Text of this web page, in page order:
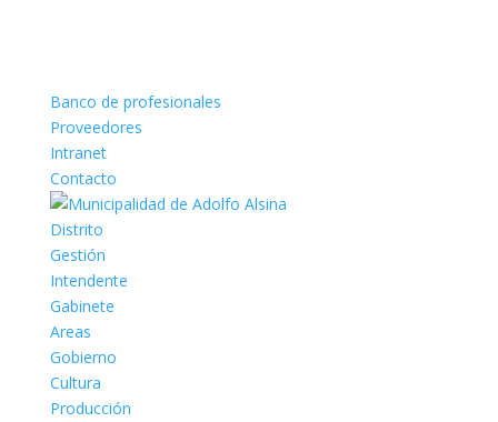
Banco de profesionales
Proveedores
Intranet
Contacto
Distrito
Gestión
Intendente
Gabinete
Areas
Gobierno
Cultura
Producción